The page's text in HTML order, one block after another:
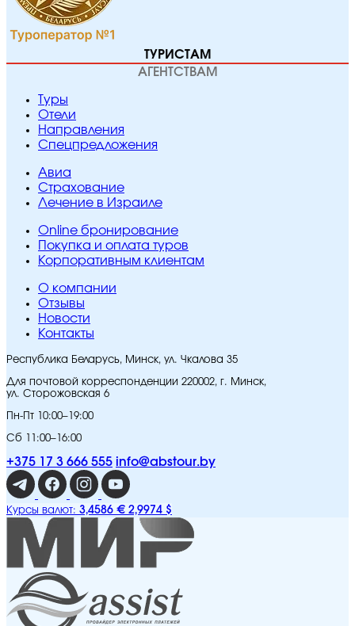
ТУРИСТАМ
АГЕНТСТВАМ
Туры
Отели
Направления
Спецпредложения
Авиа
Страхование
Лечение в Израиле
Online бронирование
Покупка и оплата туров
Корпоративным клиентам
O компании
Отзывы
Новости
Контакты
Республика Беларусь, Минск, ул. Чкалова 35
Для почтовой корреспонденции 220002, г. Минск,
ул. Сторожовская 6
Пн-Пт 10:00–19:00
Сб 11:00–16:00
+375 17 3 666 555 info@abstour.by
Курсы валют: 3,4586 € 2,9974 $